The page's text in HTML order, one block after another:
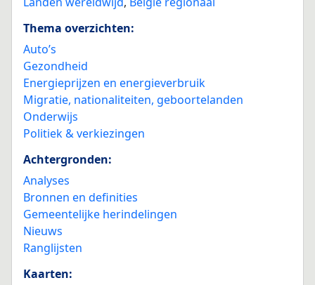
Thema overzichten:
Auto’s
Gezondheid
Energieprijzen en energieverbruik
Migratie, nationaliteiten, geboortelanden
Onderwijs
Politiek & verkiezingen
Achtergronden:
Analyses
Bronnen en definities
Gemeentelijke herindelingen
Nieuws
Ranglijsten
Kaarten: